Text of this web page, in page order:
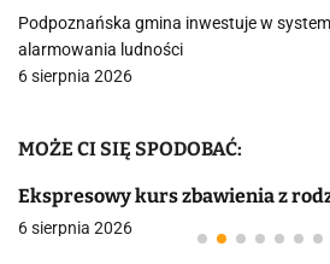
Podpoznańska gmina inwestuje w
alarmowania ludności
6 sierpnia 2026
MOŻE CI SIĘ SPODOBAĆ:
Ekspresowy kurs zbawienia z
6 sierpnia 2026